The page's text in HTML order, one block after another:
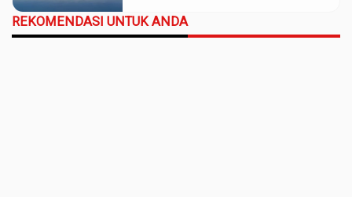
REKOMENDASI UNTUK ANDA